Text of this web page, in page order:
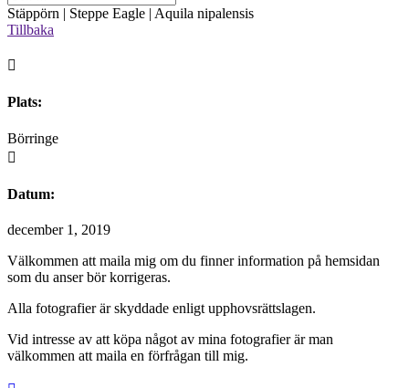
Stäppörn | Steppe Eagle | Aquila nipalensis
Tillbaka

Plats:
Börringe

Datum:
december 1, 2019
Välkommen att maila mig om du finner information på hemsidan
som du anser bör korrigeras.
Alla fotografier är skyddade enligt upphovsrättslagen.
Vid intresse av att köpa något av mina fotografier är man
välkommen att maila en förfrågan till mig.